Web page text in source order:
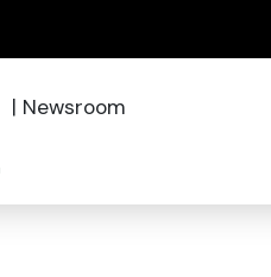
| Newsroom